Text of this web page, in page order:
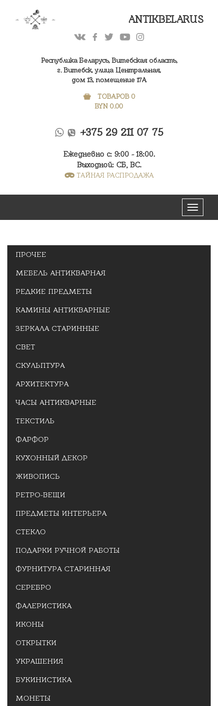
Республика Беларусь, Витебская область,
г. Витебск, улица Центральная,
дом 13, помещение 17А
ANTIKBELARUS
ТОВАРОВ 0
BYN 0.00
+375 29 211 07 75
Ежедневно с: 9:00 - 18:00.
Выходной: СБ, ВС.
ТАЙНАЯ РАСПРОДАЖА
Меню
ПРОЧЕЕ
МЕБЕЛЬ АНТИКВАРНАЯ
РЕДКИЕ ПРЕДМЕТЫ
КАМИНЫ АНТИКВАРНЫЕ
ЗЕРКАЛА СТАРИННЫЕ
СВЕТ
СКУЛЬПТУРА
АРХИТЕКТУРА
ЧАСЫ АНТИКВАРНЫЕ
ТЕКСТИЛЬ
ФАРФОР
КУХОННЫЙ ДЕКОР
ЖИВОПИСЬ
РЕТРО-ВЕЩИ
ПРЕДМЕТЫ ИНТЕРЬЕРА
СТЕКЛО
ПОДАРКИ РУЧНОЙ РАБОТЫ
ФУРНИТУРА СТАРИННАЯ
СЕРЕБРО
ФАЛЕРИСТИКА
ИКОНЫ
ОТКРЫТКИ
УКРАШЕНИЯ
БУКИНИСТИКА
МОНЕТЫ